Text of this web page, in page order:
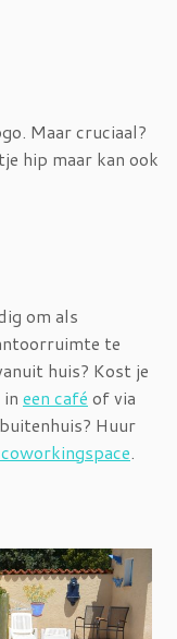
Maar cruciaal?
hip maar kan ook
om als
te
huis? Kost je
een café of via
Huur
.